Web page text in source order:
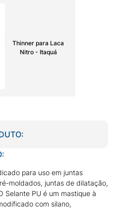
Thinner para Laca
Nitro - Itaquá
para uso em juntas
moldados, juntas de dilatação,
Selante PU é um mastique à
com silano,